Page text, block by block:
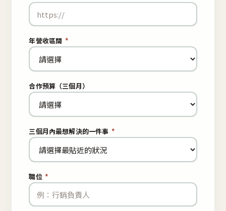
年營收區間 *
合作預算（三個月）
三個月內最想解決的一件事 *
職位 *